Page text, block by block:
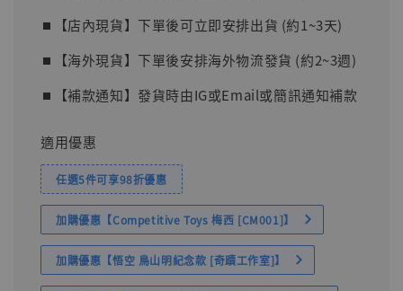
⏹︎【店內現貨】下單後可立即安排出貨 (約1~3天)
⏹︎【海外現貨】下單後安排海外物流發貨 (約2~3週)
⏹︎【補款通知】發貨時由IG或Email或簡訊通知補款
適用優惠
任選5件可享98折優惠
加購優惠【Competitive Toys 梅西 [CM001]】
加購優惠【悟空 鳥山明紀念款 [奇蹟工作室]】